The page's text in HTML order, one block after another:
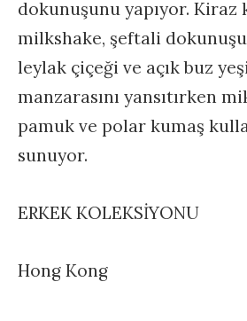
dokunuşunu yapıyor. Kiraz
milkshake, şeftali
leylak çiçeği ve açık buz
manzarasını yansıtırken
pamuk ve polar kumaş
sunuyor.
ERKEK KOLEKSİYONU
Hong Kong